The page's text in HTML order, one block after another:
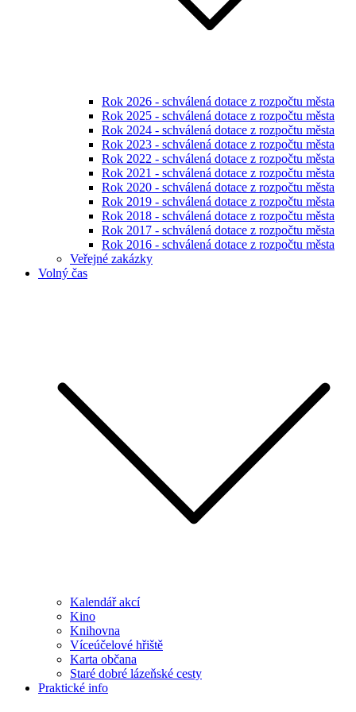
Rok 2026 - schválená dotace z rozpočtu města
Rok 2025 - schválená dotace z rozpočtu města
Rok 2024 - schválená dotace z rozpočtu města
Rok 2023 - schválená dotace z rozpočtu města
Rok 2022 - schválená dotace z rozpočtu města
Rok 2021 - schválená dotace z rozpočtu města
Rok 2020 - schválená dotace z rozpočtu města
Rok 2019 - schválená dotace z rozpočtu města
Rok 2018 - schválená dotace z rozpočtu města
Rok 2017 - schválená dotace z rozpočtu města
Rok 2016 - schválená dotace z rozpočtu města
Veřejné zakázky
Volný čas
Kalendář akcí
Kino
Knihovna
Víceúčelové hřiště
Karta občana
Staré dobré lázeňské cesty
Praktické info